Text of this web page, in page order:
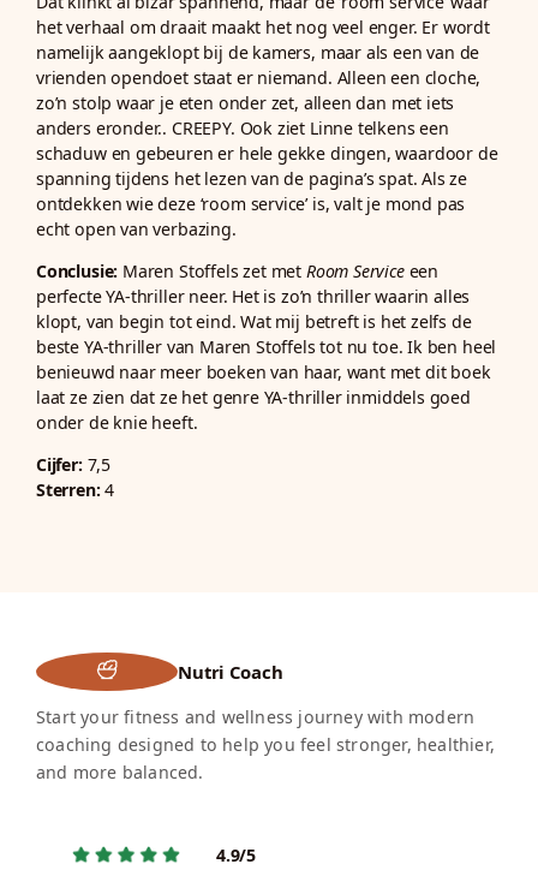
het verhaal om draait maakt het nog veel enger. Er wordt
namelijk aangeklopt bij de kamers, maar als een van de
vrienden opendoet staat er niemand. Alleen een cloche,
zo’n stolp waar je eten onder zet, alleen dan met iets
anders eronder.. CREEPY. Ook ziet Linne telkens een
schaduw en gebeuren er hele gekke dingen, waardoor de
spanning tijdens het lezen van de pagina’s spat. Als ze
ontdekken wie deze ‘room service’ is, valt je mond pas
echt open van verbazing.
Conclusie: Maren Stoffels zet met Room Serviceeen
perfecte YA-thriller neer. Het is zo’n thriller waarin alles
klopt, van begin tot eind. Wat mij betreft is het zelfs de
beste YA-thriller van Maren Stoffels tot nu toe. Ik ben heel
benieuwd naar meer boeken van haar, want met dit boek
laat ze zien dat ze het genre YA-thriller inmiddels goed
onder de knie heeft.
Cijfer:7,5
Sterren:4
Nutri Coach
Start your fitness and wellness journey with modern
coaching designed to help you feel stronger, healthier,
and more balanced.
4.9/5